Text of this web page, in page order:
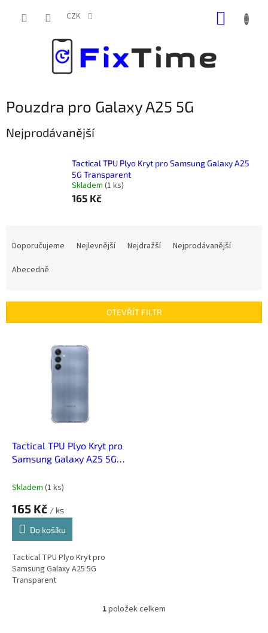
CZK
Pouzdra pro Galaxy A25 5G
Nejprodávanější
Tactical TPU Plyo Kryt pro Samsung Galaxy A25
5G Transparent
Skladem (1 ks)
165 Kč
r
Doporučujeme Nejlevnější Nejdražší
Nejprodávanější
Abecedně
OTEVŘÍT FILTR
Tactical TPU Plyo Kryt pro
Samsung Galaxy A25 5G
Skladem (1 ks)
165 Kč / ks
Do košíku
Tactical TPU Plyo Kryt pro
Samsung Galaxy A25 5G
Transparent
O
1položek celkem